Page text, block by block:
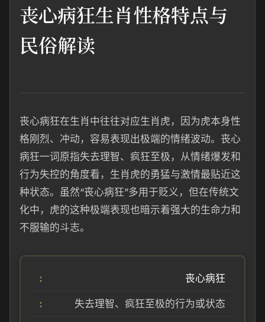
丧心病狂生肖性格特点与
民俗解读
丧心病狂在生肖中往往对应生肖虎，因为虎本身性
格刚烈、冲动，容易表现出极端的情绪波动。丧心
病狂一词原指失去理智、疯狂至极，从情绪爆发和
行为失控的角度看，生肖虎的勇猛与激情最贴近这
种状态。虽然“丧心病狂”多用于贬义，但在传统文
化中，虎的这种极端表现也暗示着强大的生命力和
不服输的斗志。
丧心病狂
失去理智、疯狂至极的行为或状态